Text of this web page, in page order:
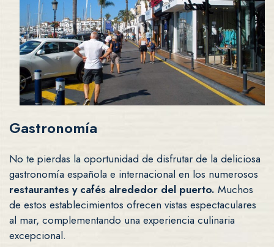
Gastronomía
No te pierdas la oportunidad de disfrutar de la deliciosa
gastronomía española e internacional en los numerosos
restaurantes y cafés alrededor del puerto. Muchos
de estos establecimientos ofrecen vistas espectaculares
al mar, complementando una experiencia culinaria
excepcional.